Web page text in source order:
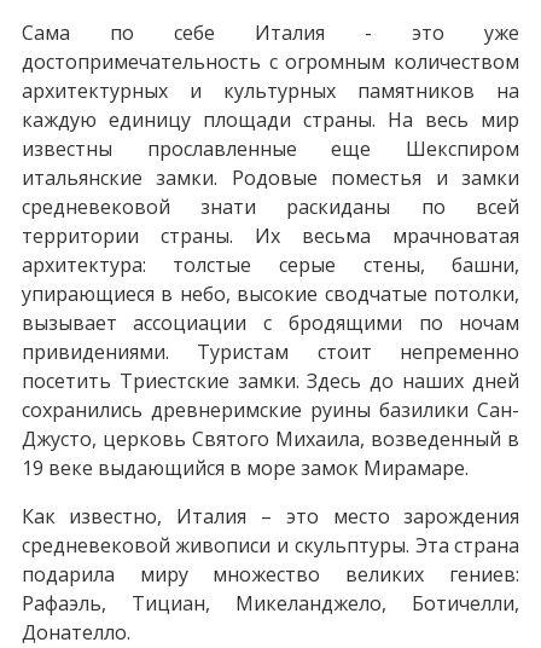
Сама по себе Италия - это уже
достопримечательность с огромным количеством
архитектурных и культурных памятников на
каждую единицу площади страны. На весь мир
известны прославленные еще Шекспиром
итальянские замки. Родовые поместья и замки
средневековой знати раскиданы по всей
территории страны. Их весьма мрачноватая
архитектура: толстые серые стены, башни,
упирающиеся в небо, высокие сводчатые потолки,
вызывает ассоциации с бродящими по ночам
привидениями. Туристам стоит непременно
посетить Триестские замки. Здесь до наших дней
сохранились древнеримские руины базилики Сан-
Джусто, церковь Святого Михаила, возведенный в
19 веке выдающийся в море замок Мирамаре.
Как известно, Италия – это место зарождения
средневековой живописи и скульптуры. Эта страна
подарила миру множество великих гениев:
Рафаэль, Тициан, Микеланджело, Ботичелли,
Донателло.